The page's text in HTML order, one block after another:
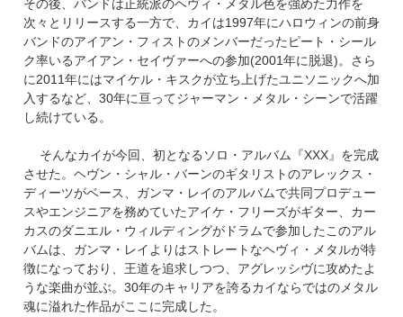
その後、バンドは正統派のヘヴィ・メタル色を強めた力作を
次々とリリースする一方で、カイは1997年にハロウィンの前身
バンドのアイアン・フィストのメンバーだったピート・シール
ク率いるアイアン・セイヴァーへの参加(2001年に脱退)。さら
に2011年にはマイケル・キスクが立ち上げたユニソニックへ加
入するなど、30年に亘ってジャーマン・メタル・シーンで活躍
し続けている。
そんなカイが今回、初となるソロ・アルバム『XXX』を完成
させた。ヘヴン・シャル・バーンのギタリストのアレックス・
ディーツがベース、ガンマ・レイのアルバムで共同プロデュー
スやエンジニアを務めていたアイケ・フリーズがギター、カー
カスのダニエル・ウィルディングがドラムで参加したこのアル
バムは、ガンマ・レイよりはストレートなヘヴィ・メタルが特
徴になっており、王道を追求しつつ、アグレッシヴに攻めたよ
うな楽曲が並ぶ。30年のキャリアを誇るカイならではのメタル
魂に溢れた作品がここに完成した。